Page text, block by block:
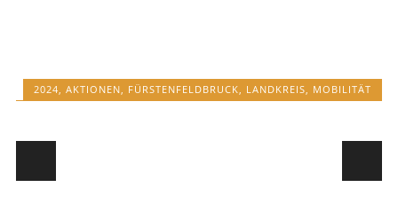
2024,AKTIONEN, FÜRSTENFELDBRUCK, LANDKREIS, MOBILITÄT
Post navigation